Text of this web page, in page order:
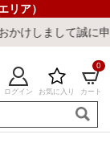
リア）
し訳ございません
ログイン お気に入り カート
0